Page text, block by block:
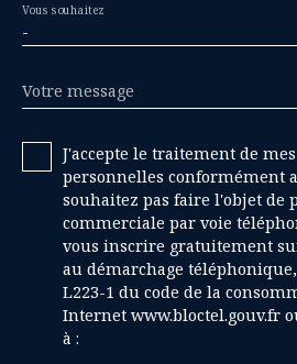
-
Vous souhaitez
Votre message
J'accepte le traitement de
personnelles conformément
souhaitez pas faire l'objet de
commerciale par voie
vous inscrire gratuitement
au démarchage
L223-1 du code de la
Internet www.bloctel.gouv.fr
à :